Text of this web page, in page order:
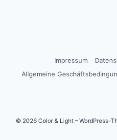
Impressum
Allgemeine
© 2026 Color & Light – WordPress-